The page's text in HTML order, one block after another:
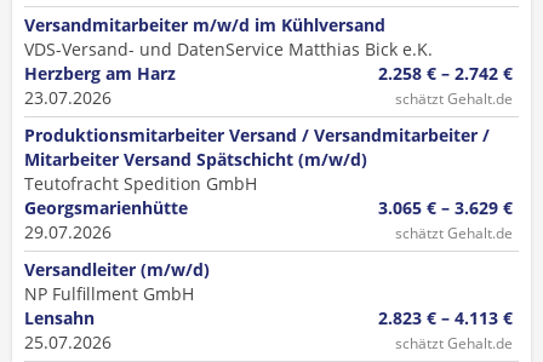
Versandmitarbeiter m/w/d im Kühlversand
VDS-Versand- und DatenService Matthias Bick e.K.
Herzberg am Harz
23.07.2026
2.258 € – 2.742 €
schätzt Gehalt.de
Produktionsmitarbeiter Versand / Versandmitarbeiter /
Mitarbeiter Versand Spätschicht (m/w/d)
Teutofracht Spedition GmbH
Georgsmarienhütte
29.07.2026
3.065 € – 3.629 €
schätzt Gehalt.de
Versandleiter (m/w/d)
NP Fulfillment GmbH
Lensahn
25.07.2026
2.823 € – 4.113 €
schätzt Gehalt.de